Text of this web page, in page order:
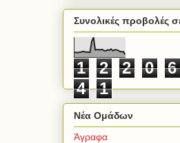
Συνολικές προβολές
1 2 2 0 6
4
1
Νέα Ομάδων
Άγραφα